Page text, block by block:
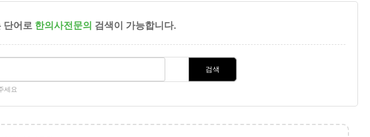
단어로 한의사전문의 검색이 가능합니다.
검색
세요